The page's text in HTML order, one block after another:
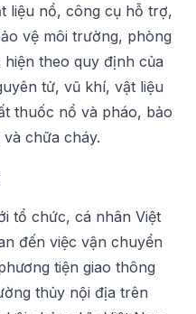
liệu nổ, công cụ hỗ trợ,
vệ môi trường, phòng
theo quy định của
tử, vũ khí, vật liệu
thuốc nổ và pháo, bảo
chữa cháy.
tổ chức, cá nhân Việt
đến việc vận chuyển
tiện giao thông
thủy nội địa trên